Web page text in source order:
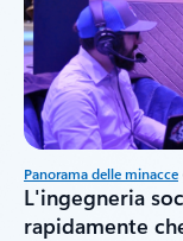
Panorama delle minacce
L'ingegneria
rapidamente